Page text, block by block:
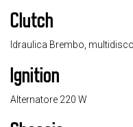
Clutch
Idraulica Brembo,
Ignition
Alternatore 220 W